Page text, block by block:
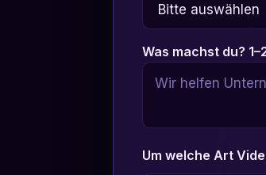
Was machst du?
Um welche Art